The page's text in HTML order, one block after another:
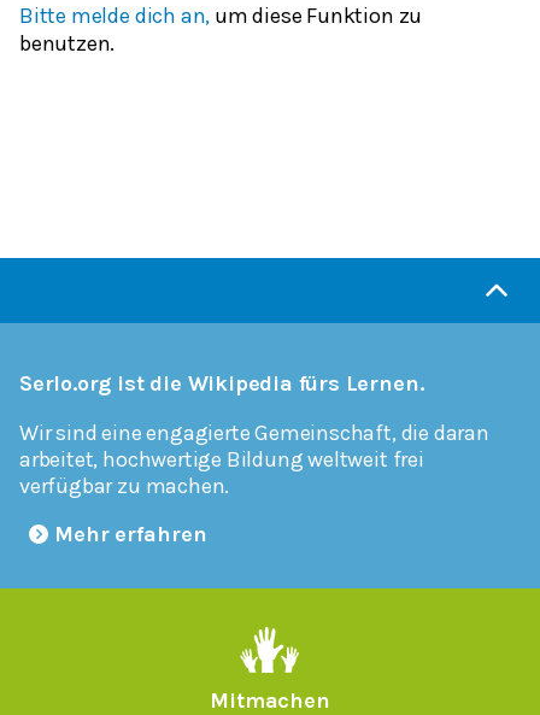
Bitte melde dich an, um diese Funktion zu
benutzen.
Serlo.org ist die Wikipedia fürs Lernen.
Wir sind eine engagierte Gemeinschaft, die daran
arbeitet, hochwertige Bildung weltweit frei
verfügbar zu machen.
Mehr erfahren
Mitmachen